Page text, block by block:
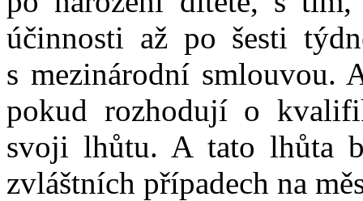
účinnosti až po šesti
s mezinárodní smlouvou.
pokud rozhodují o
svoji lhůtu. A tato lhůta
zvláštních případech na